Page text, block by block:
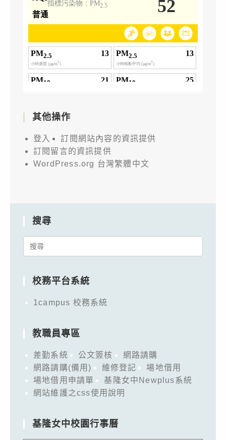
其他操作
登入
訂閱網站內容的資訊提供
訂閱留言的資訊提供
WordPress.org 台灣繁體中文
搜尋
Search
校務平台系統
1campus 校務系統
教職員專區
差勤系統 公文簽核
網路請購
網路請購(備用)
維修登記
場地借用
場地借用申請單
基隆女中Newplus系統
網站維護之css使用說明
基隆女中校園行事曆